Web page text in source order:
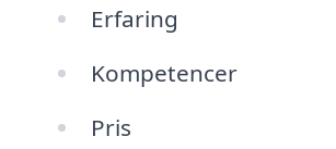
Erfaring
Kompetencer
Pris